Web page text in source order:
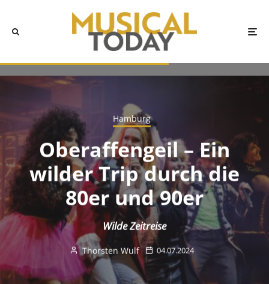
Hamburg
Oberaffengeil – Ein
wilder Trip durch die
80er und 90er
Wilde Zeitreise
Thorsten Wulf 04.07.2024